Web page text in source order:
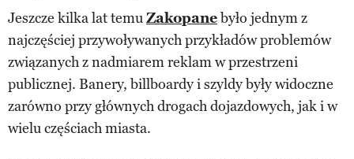
Jeszcze kilka lat temuZakopanebyło jednym z
najczęściej przywoływanych przykładów problemów
związanych z nadmiarem reklam w przestrzeni
publicznej. Banery, billboardy i szyldy były widoczne
zarówno przy głównych drogach dojazdowych, jak i w
wielu częściach miasta.